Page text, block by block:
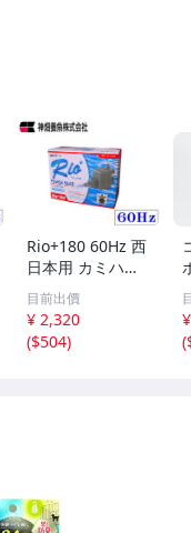
Rio+180 60Hz 西
日本用 カミハタ
リオプラス 水中
ポンプ 水替え排
水用 パワーヘッ
ド 淡水 海水 酸素
目前出價
¥ 2,320
($504)
(